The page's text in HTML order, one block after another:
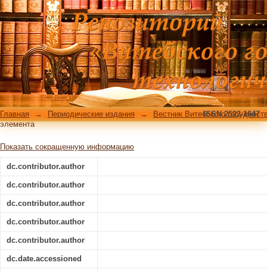
Автоматизированный
материалов
Главная → Периодические издания →
Вестник Витебского
элемента
ISSN 2522-1647
Показать сокращенную информацию
dc.contributor.author
dc.contributor.author
dc.contributor.author
dc.contributor.author
dc.contributor.author
dc.date.accessioned